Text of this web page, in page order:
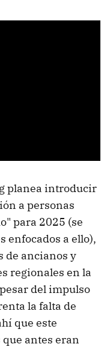
planea introducir
a personas
para 2025 (se
enfocados a ello),
de ancianos y
regionales en la
del impulso
la falta de
que este
que antes eran